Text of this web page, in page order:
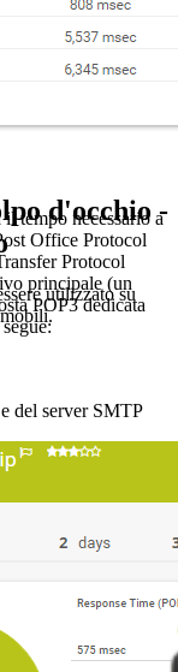
tempo necessario a
Office Protocol
Protocol
principale (un
POP3 dedicata
del server SMTP
d'occhio -
utilizzato su